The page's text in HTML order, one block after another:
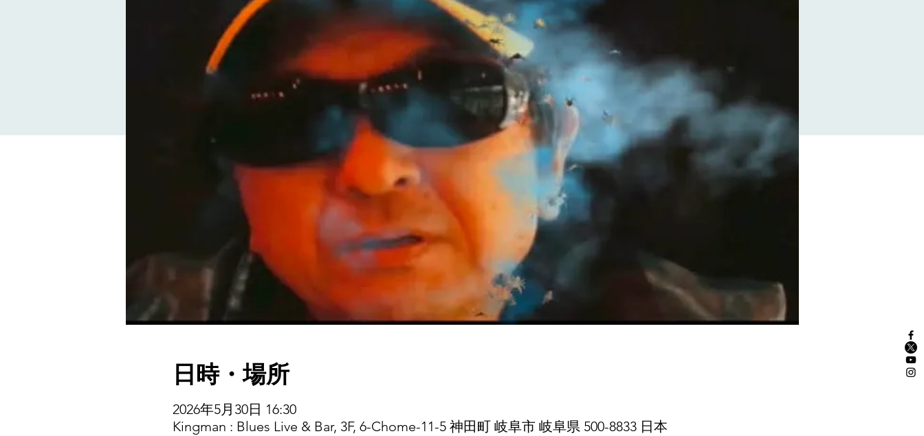
日時・場所
2026年5月30日 16:30
Kingman : Blues Live & Bar, 3F, 6-Chome-11-5 神田町 岐阜市 岐阜県 500-8833 日本